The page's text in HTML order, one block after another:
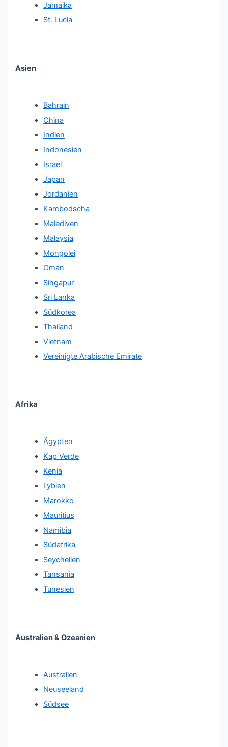
Jamaika
St. Lucia
Asien
Bahrain
China
Indien
Indonesien
Israel
Japan
Jordanien
Kambodscha
Malediven
Malaysia
Mongolei
Oman
Singapur
Sri Lanka
Südkorea
Thailand
Vietnam
Vereinigte Arabische Emirate
Afrika
Ägypten
Kap Verde
Kenia
Lybien
Marokko
Mauritius
Namibia
Südafrika
Seychellen
Tansania
Tunesien
Australien & Ozeanien
Australien
Neuseeland
Südsee